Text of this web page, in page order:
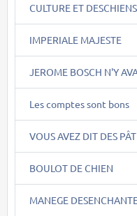
CULTURE ET DESCHIENS
IMPERIALE MAJESTE
JEROME BOSCH N'Y
Les comptes sont bons
VOUS AVEZ DIT DES
BOULOT DE CHIEN
MANEGE DESENCHANTE